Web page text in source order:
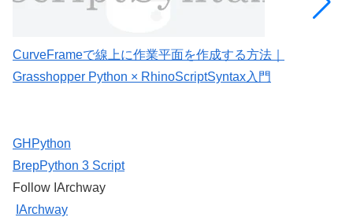
CurveFrameで線上に作業平面を作成する方法｜
Grasshopper Python × RhinoScriptSyntax入門
GHPython
BrepPython 3 Script
Follow IArchway
IArchway